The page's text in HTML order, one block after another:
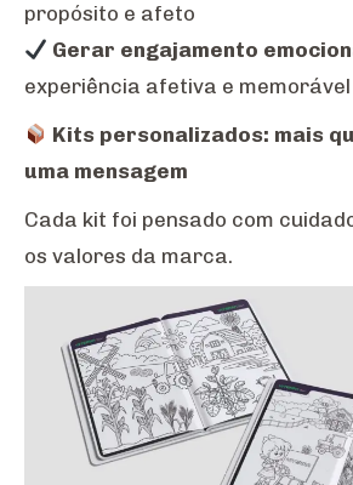
propósito e afeto
Gerar engajamento
experiência afetiva e memorável
Kits personalizados: mais
uma mensagem
Cada kit foi pensado com
os valores da marca.